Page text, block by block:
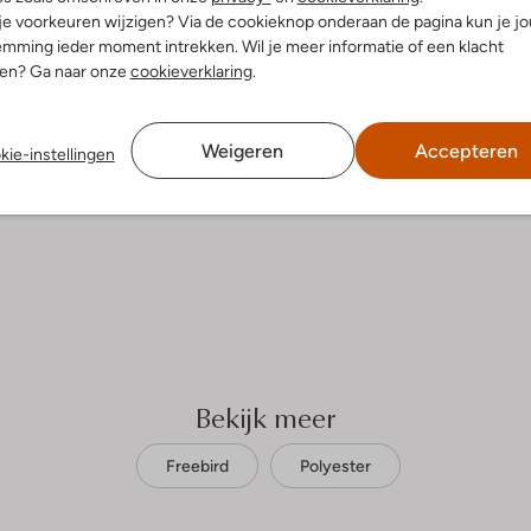
voorkeuren wijzigen? Via de cookieknop onderaan de pagina kun je
ieder moment intrekken. Wil je meer informatie of een klacht
Ga naar onzecookieverklaring.
instellingen Weigeren Accepteren
Bekijk meer
Freebird Polyester